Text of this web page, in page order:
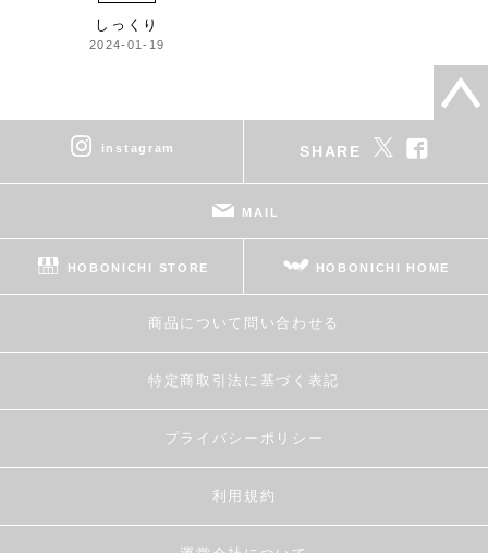
しっくり
2024-01-19
instagram SHARE
MAIL
HOBONICHI STORE HOBONICHI HOME
商品について問い合わせる
特定商取引法に基づく表記
プライバシーポリシー
利用規約